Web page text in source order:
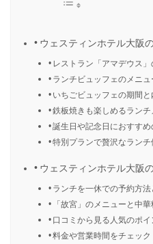
ウェスティンホテル大阪
レストラン「アマデウス
ランチビュッフェのメニ
いちごビュッフェの期間と
鉄板焼きも楽しめるランチ
誕生日や記念日におすすめ
特別プランで贅沢なランチ
ウェスティンホテル大阪
ランチを一休での予約方法
「故宮」のメニューと中
口コミから見る人気のポイ
料金や営業時間をチェック